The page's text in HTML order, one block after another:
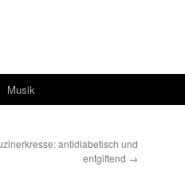
Musik
antidiabetisch und
entgiftend →